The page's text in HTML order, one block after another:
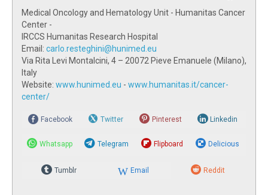
Medical Oncology and Hematology Unit - Humanitas Cancer
Center -
IRCCS Humanitas Research Hospital
Email: carlo.resteghini@hunimed.eu
Via Rita Levi Montalcini, 4 – 20072 Pieve Emanuele (Milano),
Italy
Website: www.hunimed.eu - www.humanitas.it/cancer-
center/
Facebook Twitter Pinterest Linkedin
Whatsapp Telegram Flipboard Delicious
Tumblr Email Reddit